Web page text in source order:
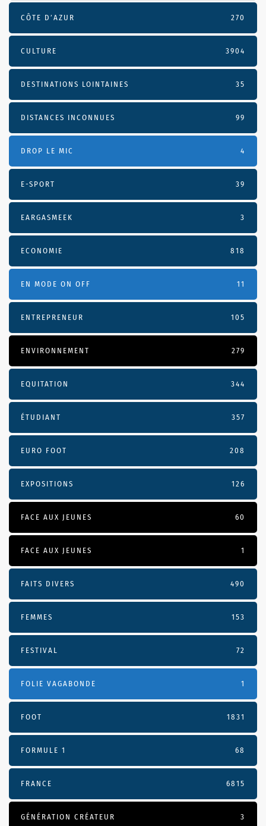
CÔTE D’AZUR 270
CULTURE 3904
DESTINATIONS LOINTAINES 35
DISTANCES INCONNUES 99
DROP LE MIC 4
E-SPORT 39
EARGASMEEK 3
ECONOMIE 818
EN MODE ON OFF 11
ENTREPRENEUR 105
ENVIRONNEMENT 279
EQUITATION 344
ÉTUDIANT 357
EURO FOOT 208
EXPOSITIONS 126
FACE AUX JEUNES 60
FACE AUX JEUNES 1
FAITS DIVERS 490
FEMMES 153
FESTIVAL 72
FOLIE VAGABONDE 1
FOOT 1831
FORMULE 1 68
FRANCE 6815
GÉNÉRATION CRÉATEUR 3